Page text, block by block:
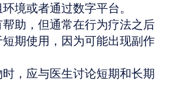
境或者通过数字平台。
助，但通常在行为疗法之后
期使用，因为可能出现副作
，应与医生讨论短期和长期